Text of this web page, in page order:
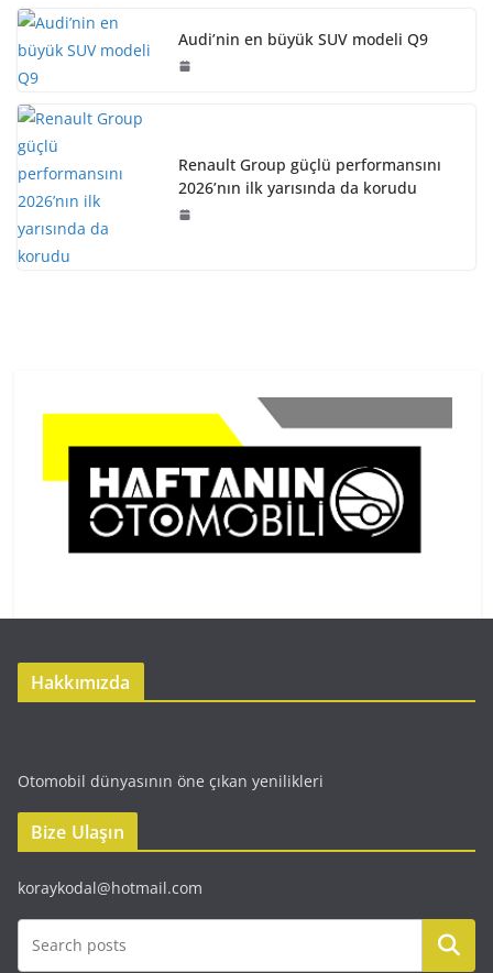
Audi’nin en büyük SUV modeli Q9
Renault Group güçlü performansını
2026’nın ilk yarısında da korudu
Hakkımızda
Otomobil dünyasının öne çıkan yenilikleri
Bize Ulaşın
koraykodal@hotmail.com
Ara